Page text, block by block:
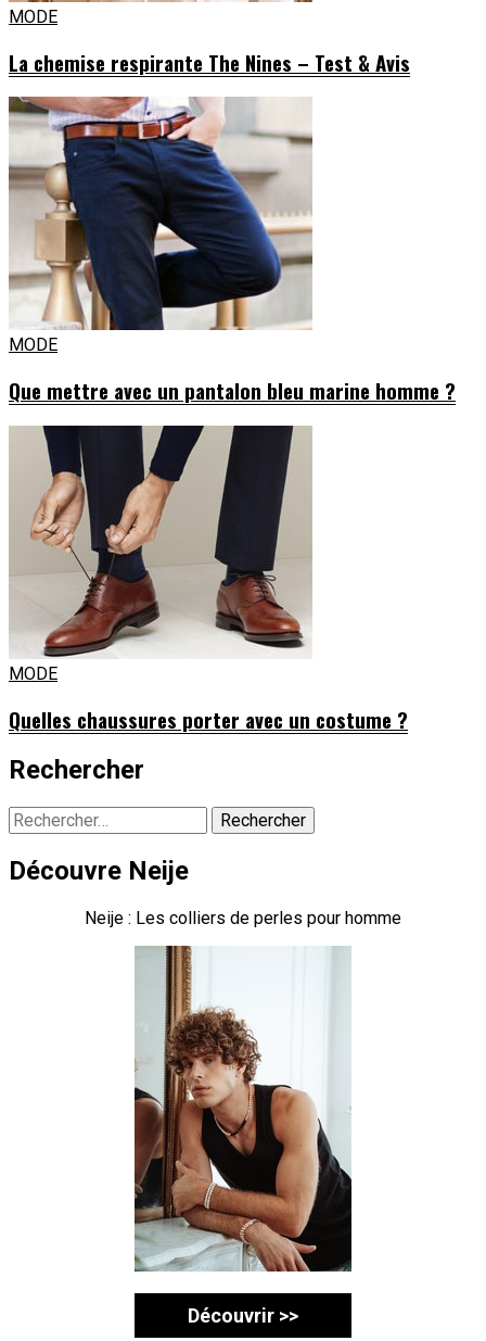
MODE
La chemise respirante The Nines – Test & Avis
MODE
Que mettre avec un pantalon bleu marine homme ?
MODE
Quelles chaussures porter avec un costume ?
Rechercher
Rechercher :
Découvre Neije
Neije : Les colliers de perles pour homme
Découvrir >>